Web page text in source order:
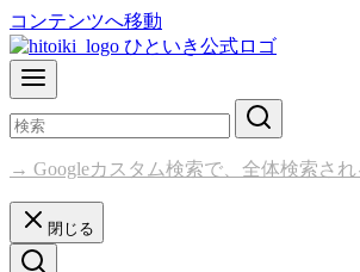
コンテンツへ移動
→ Googleカスタム検索で、全体検索さ
閉じる